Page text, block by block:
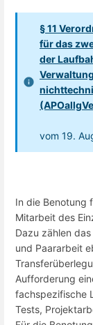
§ 11
für das
der
vom 19.
In die Benotung
Mitarbeit des
Dazu zählen
und Paararbeit
Aufforderung
fachspezifische
Tests,